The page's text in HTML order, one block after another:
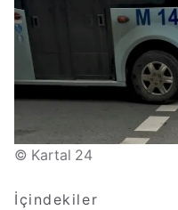
© Kartal 24
İçindekiler